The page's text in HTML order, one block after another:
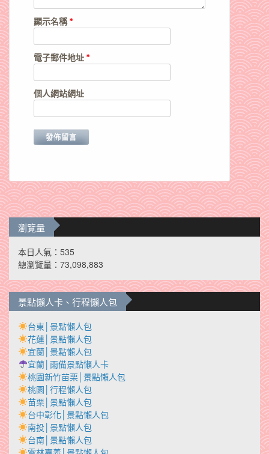
顯示名稱*
電子郵件地址 *
個人網站網址
瀏覽量
本日人氣：535
總瀏覽量：73,098,883
景點懶人卡、行程懶人包
台東│景點懶人包
花蓮│景點懶人包
宜蘭│景點懶人包
宜蘭│雨備景點懶人卡
桃園新竹苗栗│景點懶人包
桃園│行程懶人包
苗栗│景點懶人包
台中彰化│景點懶人包
南投│景點懶人包
台南│景點懶人包